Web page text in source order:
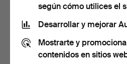
Crear
según cómo utilices el
Desarrollar y mejorar
Mostrarte y
contenidos en sitios